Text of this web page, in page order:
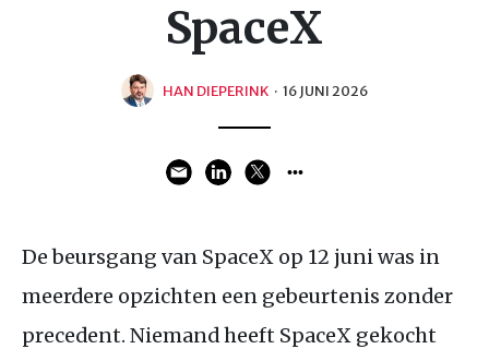
SpaceX
HAN DIEPERINK · 16 JUNI 2026
De beursgang van SpaceX op 12 juni was in
meerdere opzichten een gebeurtenis zonder
precedent. Niemand heeft SpaceX gekocht